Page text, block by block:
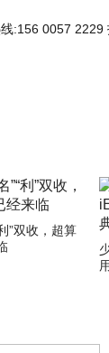
:156 0057
”双收，超算